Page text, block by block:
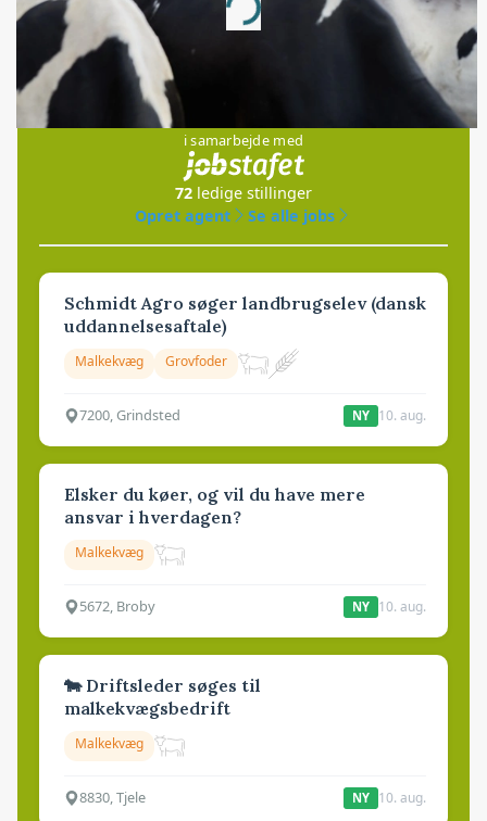
Loading...
i samarbejde med
72 ledige stillinger
Opret agent
Se alle jobs
Schmidt Agro søger landbrugselev (dansk
uddannelsesaftale)
Malkekvæg Grovfoder
7200, Grindsted NY 10. aug.
Elsker du køer, og vil du have mere
ansvar i hverdagen?
Malkekvæg
5672, Broby NY 10. aug.
🐄 Driftsleder søges til
malkekvægsbedrift
Malkekvæg
8830, Tjele NY 10. aug.